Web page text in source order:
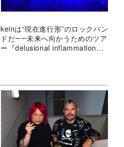
keinは“現在進行形”のロックバン
ドだ――未来へ向かうためのツア
ー『delusional inflammation』